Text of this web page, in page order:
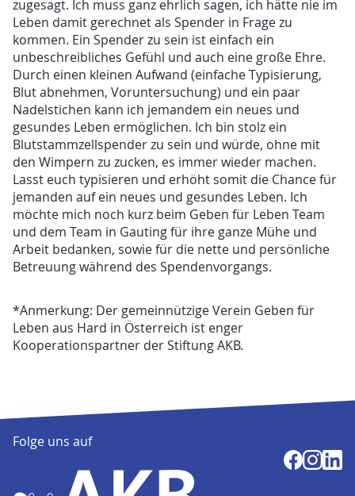
zugesagt. Ich muss ganz ehrlich sagen, ich hätte nie im
Leben damit gerechnet als Spender in Frage zu
kommen. Ein Spender zu sein ist einfach ein
unbeschreibliches Gefühl und auch eine große Ehre.
Durch einen kleinen Aufwand (einfache Typisierung,
Blut abnehmen, Voruntersuchung) und ein paar
Nadelstichen kann ich jemandem ein neues und
gesundes Leben ermöglichen. Ich bin stolz ein
Blutstammzellspender zu sein und würde, ohne mit
den Wimpern zu zucken, es immer wieder machen.
Lasst euch typisieren und erhöht somit die Chance für
jemanden auf ein neues und gesundes Leben. Ich
möchte mich noch kurz beim Geben für Leben Team
und dem Team in Gauting für ihre ganze Mühe und
Arbeit bedanken, sowie für die nette und persönliche
Betreuung während des Spendenvorgangs.
*Anmerkung: Der gemeinnützige Verein Geben für
Leben aus Hard in Österreich ist enger
Kooperationspartner der Stiftung AKB.
Folge uns auf